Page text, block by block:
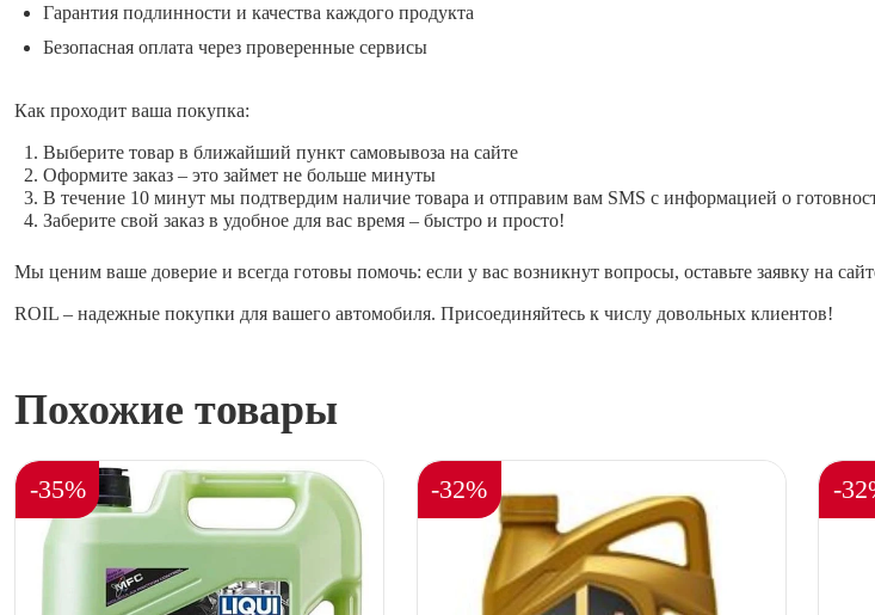
Гарантия подлинности и качества каждого продукта
Безопасная оплата через проверенные сервисы
Как проходит ваша покупка:
Выберите товар в ближайший пункт самовывоза на сайте
Оформите заказ – это займет не больше минуты
В течение 10 минут мы подтвердим наличие товара и отправим вам SMS с информацией о
Заберите свой заказ в удобное для вас время – быстро и просто!
Мы ценим ваше доверие и всегда готовы помочь: если у вас возникнут вопросы, оставьте заявку на
ROIL – надежные покупки для вашего автомобиля. Присоединяйтесь к числу довольных клиентов!
Похожие товары
-35% -32% -